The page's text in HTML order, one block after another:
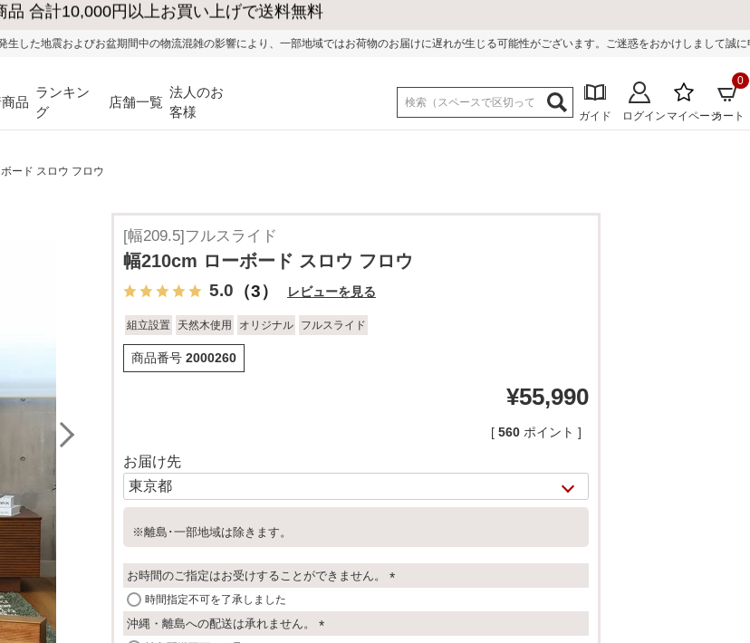
間中の物流混雑の影響により、一部地域ではお荷物のお届けに遅れが生じる可能性がございます。ご迷惑をおかけしまして誠に申し訳ございません。
品
ランキン
グ
店舗一覧
法人のお
客様
ガイド ログイン マイページカート
0
ード スロウ フロウ
[幅209.5]フルスライド
幅210cm ローボード スロウ フロウ
5.0 （3） レビューを見る
組立設置 天然木使用 オリジナル フルスライド
商品番号 2000260
¥55,990
[ 560 ポイント ]
お届け先
※離島･一部地域は除きます。
お時間のご指定はお受けすることができません。
必
時間指定不可を了承しました
沖縄・離島への配送は承れません。